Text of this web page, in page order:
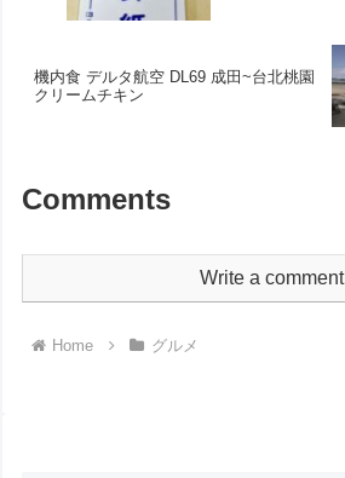
機内食 デルタ航空 DL69 成田~台北桃園
クリームチキン
Comments
Write a comment
Home グルメ